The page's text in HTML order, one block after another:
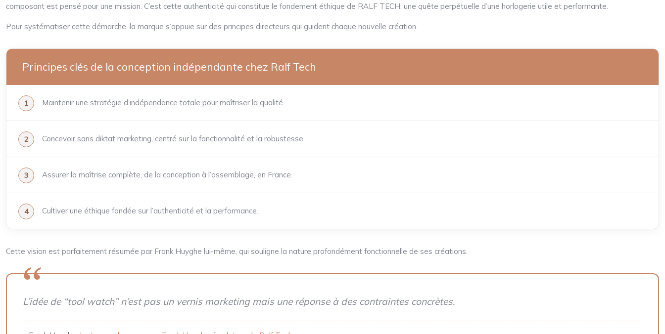
composant est pensé pour une mission. C’est cette authenticité qui constitue le fondement éthique de RALF TECH, une quête perpétuelle d’une horlogerie utile et performante.
Pour systématiser cette démarche, la marque s’appuie sur des principes directeurs qui guident chaque nouvelle création.
Principes clés de la conception indépendante chez Ralf Tech
Maintenir une stratégie d’indépendance totale pour maîtriser la qualité.
Concevoir sans diktat marketing, centré sur la fonctionnalité et la robustesse.
Assurer la maîtrise complète, de la conception à l’assemblage, en France.
Cultiver une éthique fondée sur l’authenticité et la performance.
Cette vision est parfaitement résumée par Frank Huyghe lui-même, qui souligne la nature profondément fonctionnelle de ses créations.
L’idée de “tool watch” n’est pas un vernis marketing mais une réponse à des contraintes concrètes.